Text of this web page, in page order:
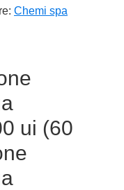
Chemi spa
ui (60